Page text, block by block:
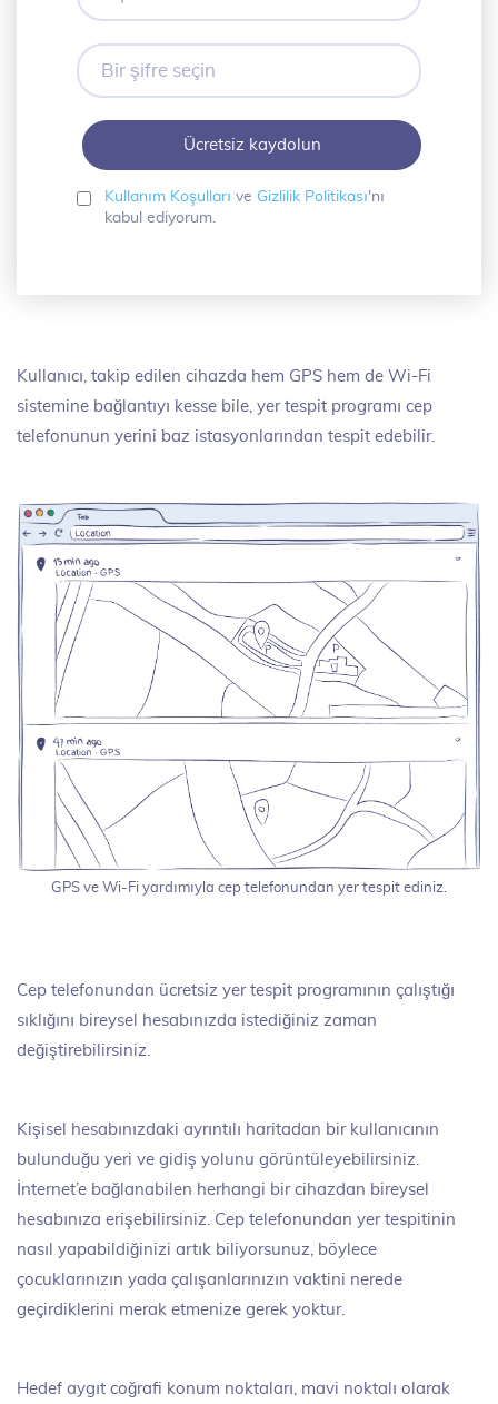
adresiniz
Bir
şifre
seçin
Kullanım Koşulları ve Gizlilik Politikası'nı
kabul ediyorum.
Kullanıcı, takip edilen cihazda hem GPS hem de Wi-Fi
sistemine bağlantıyı kesse bile, yer tespit programı cep
telefonunun yerini baz istasyonlarından tespit edebilir.
GPS ve Wi-Fi yardımıyla cep telefonundan yer tespit ediniz.
Cep telefonundan ücretsiz yer tespit programının çalıştığı
sıklığını bireysel hesabınızda istediğiniz zaman
değiştirebilirsiniz.
Kişisel hesabınızdaki ayrıntılı haritadan bir kullanıcının
bulunduğu yeri ve gidiş yolunu görüntüleyebilirsiniz.
İnternet’e bağlanabilen herhangi bir cihazdan bireysel
hesabınıza erişebilirsiniz. Cep telefonundan yer tespitinin
nasıl yapabildiğinizi artık biliyorsunuz, böylece
çocuklarınızın yada çalışanlarınızın vaktini nerede
geçirdiklerini merak etmenize gerek yoktur.
Hedef aygıt coğrafi konum noktaları, mavi noktalı olarak